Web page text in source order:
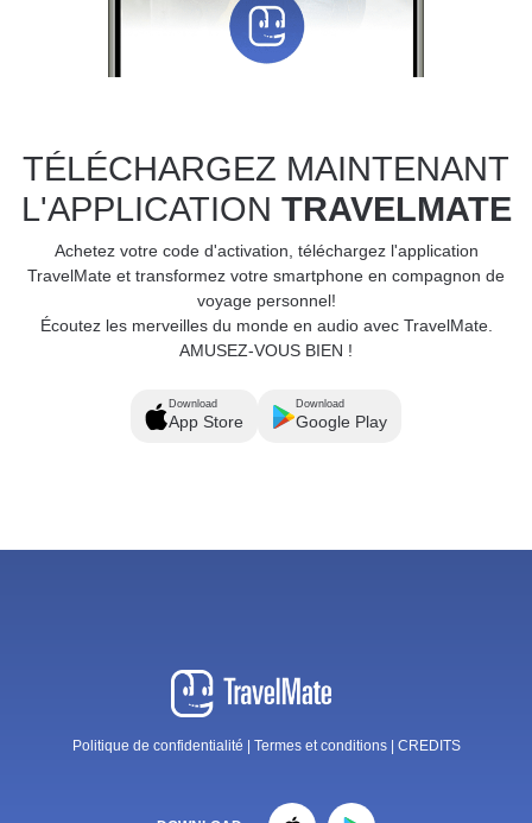
TÉLÉCHARGEZ MAINTENANT
L'APPLICATION TRAVELMATE
Achetez votre code d'activation, téléchargez l'application
TravelMate et transformez votre smartphone en compagnon de
voyage personnel!
Écoutez les merveilles du monde en audio avec TravelMate.
AMUSEZ-VOUS BIEN !
Download
App Store
Download
Google Play
Politique de confidentialité Termes et conditions CREDITS